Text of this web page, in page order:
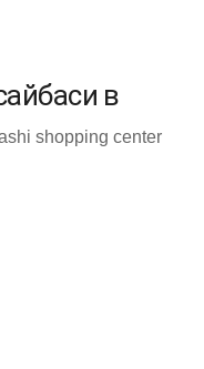
в
shopping center